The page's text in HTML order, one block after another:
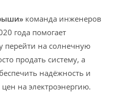
команда инженеров
года помогает
перейти на солнечную
продать систему, а
надёжность и
на электроэнергию.